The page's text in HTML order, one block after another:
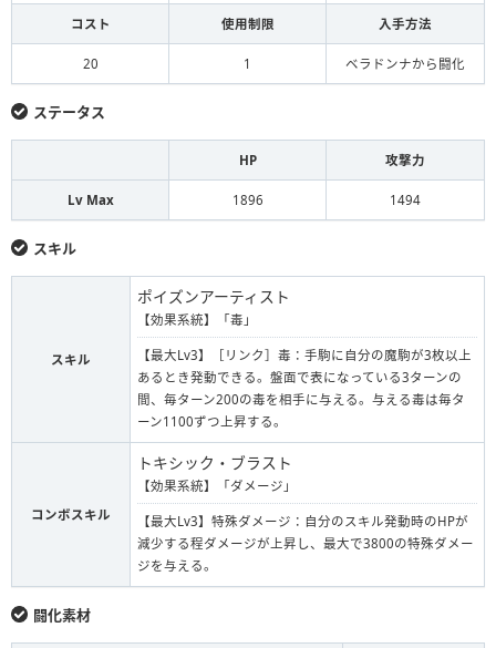
コスト 使用制限 入手方法
20 1 ベラドンナから闘化
ステータス
HP 攻撃力
Lv Max 1896 1494
スキル
スキル
ポイズンアーティスト
【効果系統】「毒」
【最大Lv3】［リンク］毒：手駒に自分の魔駒が3枚以上
あるとき発動できる。盤面で表になっている3ターンの
間、毎ターン200の毒を相手に与える。与える毒は毎タ
ーン1100ずつ上昇する。
コンボスキル
トキシック・ブラスト
【効果系統】「ダメージ」
【最大Lv3】特殊ダメージ：自分のスキル発動時のHPが
減少する程ダメージが上昇し、最大で3800の特殊ダメー
ジを与える。
闘化素材